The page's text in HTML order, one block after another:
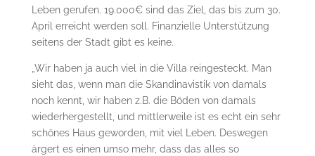
Leben gerufen. 19.000€ sind das Ziel, das bis zum 30.
April erreicht werden soll. Finanzielle Unterstützung
seitens der Stadt gibt es keine.
„Wir haben ja auch viel in die Villa reingesteckt. Man
sieht das, wenn man die Skandinavistik von damals
noch kennt, wir haben z.B. die Böden von damals
wiederhergestellt, und mittlerweile ist es echt ein sehr
schönes Haus geworden, mit viel Leben. Deswegen
ärgert es einen umso mehr, dass das alles so